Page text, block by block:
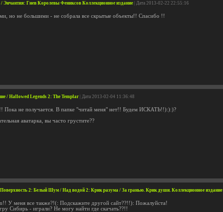
Гнев Королевы Фениксов Коллекционное издание | Дата 2013-02-22 22:55:16
но не большими - не собрала все скрытые объекты!! Спасибо !!
/ Hallowed Legends 2: The Templar | Дата 2013-02-04 11:36:48
Пока не получается. В папке "читай меня" нет!! Будем ИСКАТЬ!!):):)?
аватарка, вы часто грустите??
2: Белый Шум / Над водой 2: Крик разума / За гранью. Крик души. Коллекционное издание
У меня все также?!(: Подскажите другой сайт??!!): Пожалуйста!
Сибирь - играли? Не могу найти где скачать??!!